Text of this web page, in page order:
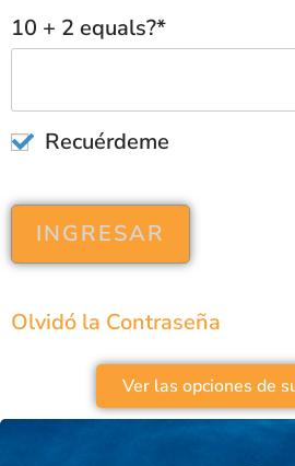
10 + 2 equals?*
Recuérdeme
Olvidó la Contraseña
Ver las opciones de